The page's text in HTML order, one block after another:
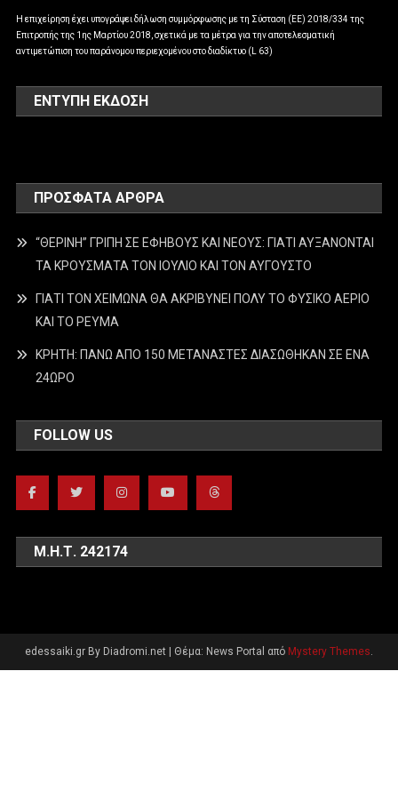
Η επιχείρηση έχει υπογράψει δήλωση συμμόρφωσης με τη Σύσταση (ΕΕ) 2018/334 της
Επιτροπής της 1ης Μαρτίου 2018, σχετικά με τα μέτρα για την αποτελεσματική
αντιμετώπιση του παράνομου περιεχομένου στο διαδίκτυο (L 63)
ΕΝΤΥΠΗ ΕΚΔΟΣΗ
ΠΡΌΣΦΑΤΑ ΆΡΘΡΑ
“ΘΕΡΙΝΗ” ΓΡΙΠΗ ΣΕ ΕΦΗΒΟΥΣ ΚΑΙ ΝΕΟΥΣ: ΓΙΑΤΙ ΑΥΞΑΝΟΝΤΑΙ
ΤΑ ΚΡΟΥΣΜΑΤΑ ΤΟΝ ΙΟΥΛΙΟ ΚΑΙ ΤΟΝ ΑΥΓΟΥΣΤΟ
ΓΙΑΤΙ ΤΟΝ ΧΕΙΜΩΝΑ ΘΑ ΑΚΡΙΒΥΝΕΙ ΠΟΛΥ ΤΟ ΦΥΣΙΚΟ ΑΕΡΙΟ
ΚΑΙ ΤΟ ΡΕΥΜΑ
ΚΡΗΤΗ: ΠΑΝΩ ΑΠΟ 150 ΜΕΤΑΝΑΣΤΕΣ ΔΙΑΣΩΘΗΚΑΝ ΣΕ ΕΝΑ
24ΩΡΟ
FOLLOW US
Μ.Η.Τ. 242174
edessaiki.gr By Diadromi.net Θέμα: News Portal από Mystery Themes.